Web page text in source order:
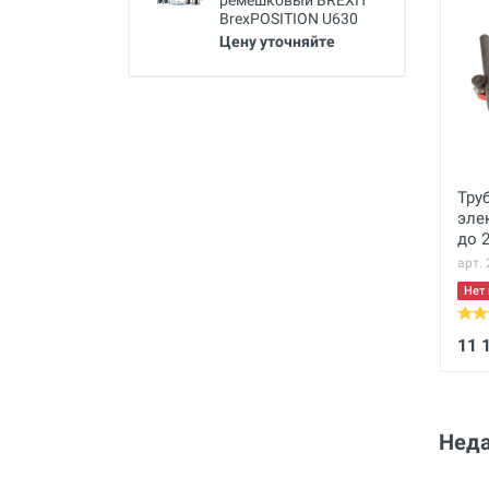
BrexPOSITION U630
Цену уточняйте
до
арт.
Нет
11